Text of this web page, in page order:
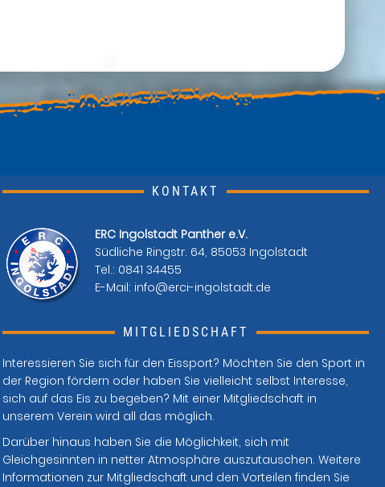
KONTAKT
ERC Ingolstadt Panther e.V.
Südliche Ringstr. 64, 85053 Ingolstadt
Tel.: 0841 34455
E-Mail: info@erci-ingolstadt.de
MITGLIEDSCHAFT
Interessieren Sie sich für den Eissport? Möchten Sie den Sport in
der Region fördern oder haben Sie vielleicht selbst Interesse,
sich auf das Eis zu begeben? Mit einer Mitgliedschaft in
unserem Verein wird all das möglich.
Darüber hinaus haben Sie die Möglichkeit, sich mit
Gleichgesinnten in netter Atmosphäre auszutauschen. Weitere
Informationen zur Mitgliedschaft und den Vorteilen finden Sie